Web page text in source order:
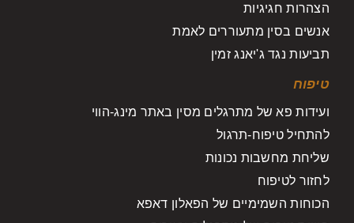
הצהרות חגיגיות
אנשים בסין מתעוררים לאמת
תביעות נגד ג'יאנג זמין
טיפוח
ועידות פא של מתרגלים מסין באתר מינג-הווי
להתחיל טיפוח-תרגול
שליחת מחשבות נכונות
לחזור לטיפוח
הכוחות השמימיים של הפאלון דאפא